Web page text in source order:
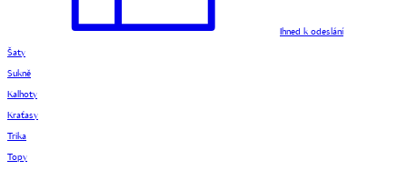
Ihned k odeslání
Šaty
Sukně
Kalhoty
Kraťasy
Trika
Topy